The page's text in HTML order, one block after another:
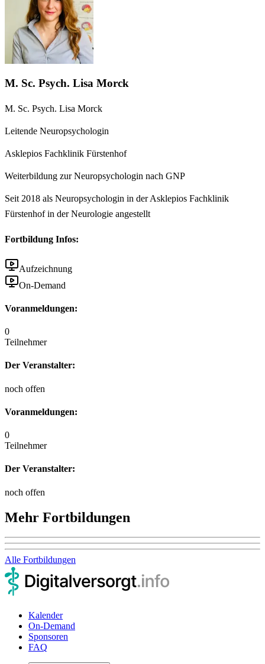
M. Sc. Psych. Lisa Morck
M. Sc. Psych. Lisa Morck
Leitende Neuropsychologin
Asklepios Fachklinik Fürstenhof
Weiterbildung zur Neuropsychologin nach GNP
Seit 2018 als Neuropsychologin in der Asklepios Fachklinik
Fürstenhof in der Neurologie angestellt
Fortbildung Infos:
Aufzeichnung
On-Demand
Voranmeldungen:
0
Teilnehmer
Der Veranstalter:
noch offen
Voranmeldungen:
0
Teilnehmer
Der Veranstalter:
noch offen
Mehr Fortbildungen
Alle Fortbildungen
Kalender
On-Demand
Sponsoren
FAQ